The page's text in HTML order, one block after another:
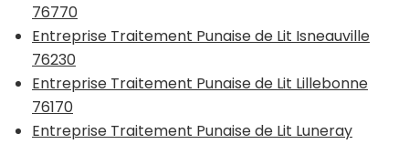
76770
Entreprise Traitement Punaise de Lit Isneauville
76230
Entreprise Traitement Punaise de Lit Lillebonne
76170
Entreprise Traitement Punaise de Lit Luneray